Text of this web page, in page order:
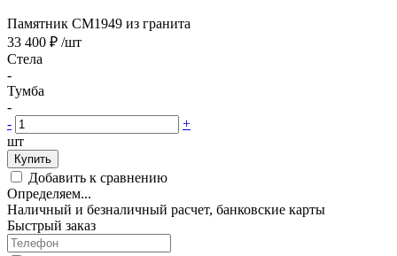
Памятник CM1949 из гранита
33 400 ₽ /шт
Стела
-
Тумба
-
-
+
шт
Купить
Добавить к сравнению
Определяем...
Наличный и безналичный расчет, банковские карты
Быстрый заказ